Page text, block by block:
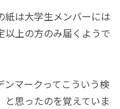
紙は大学生メンバーには
以上の方のみ届くようで
ンマークってこういう検
思ったのを覚えていま